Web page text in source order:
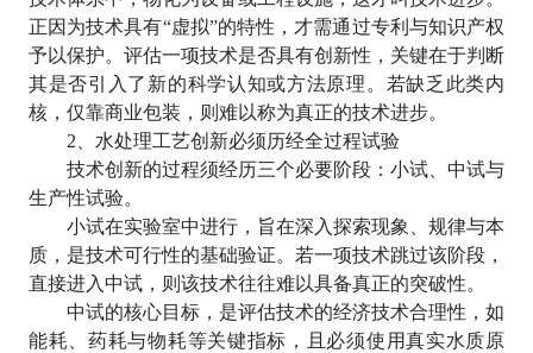
正因为技术具有“虚拟”的特性，才需通过专利与知识产权
予以保护。评估一项技术是否具有创新性，关键在于判断
其是否引入了新的科学认知或方法原理。若缺乏此类内
核，仅靠商业包装，则难以称为真正的技术进步。
2 、水处理工艺创新必须历经全过程试验
技术创新的过程须经历三个必要阶段：小试、中试与
生产性试验。
小试在实验室中进行，旨在深入探索现象、规律与本
质，是技术可行性的基础验证。若一项技术跳过该阶段，
直接进入中试，则该技术往往难以具备真正的突破性。
中试的核心目标，是评估技术的经济技术合理性，如
能耗、药耗与物耗等关键指标，且必须使用真实水质原